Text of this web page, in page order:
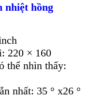
nhiệt hồng
220 × 160
thể nhìn thấy:
nhất: 35 ° x26 °